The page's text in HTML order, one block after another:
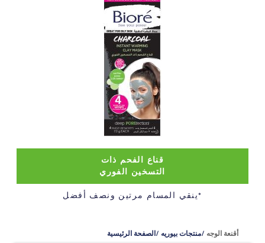
قناع الفحم ذات
التسخين الفوري
ينقي المسام مرتين ونصف أفضل*
الصفحة الرئيسية منتجات بيوريه أقنعة الوجه